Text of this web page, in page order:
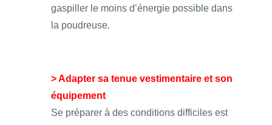
gaspiller le moins d’énergie possible dans
la poudreuse.
> Adapter sa tenue vestimentaire et son
équipement
Se préparer à des conditions difficiles est